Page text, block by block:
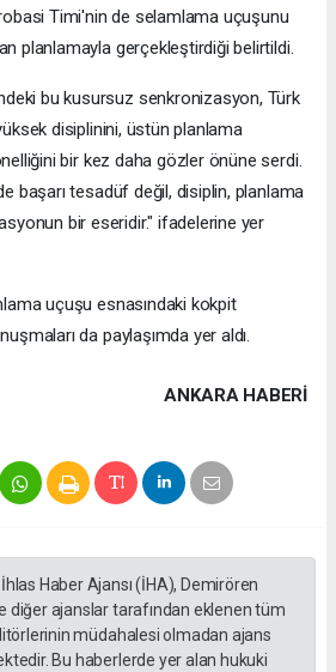
Timi'nin de selamlama uçuşunu
planlamayla gerçekleştirdiği belirtildi.
bu kusursuz senkronizasyon, Türk
disiplinini, üstün planlama
bir kez daha gözler önüne serdi.
başarı tesadüf değil, disiplin, planlama
bir eseridir." ifadelerine yer
uçuşu esnasındaki kokpit
da paylaşımda yer aldı.
ANKARA HABERİ
Haber Ajansı (İHA), Demirören
diğer ajanslar tarafından eklenen tüm
müdahalesi olmadan ajans
Bu haberlerde yer alan hukuki